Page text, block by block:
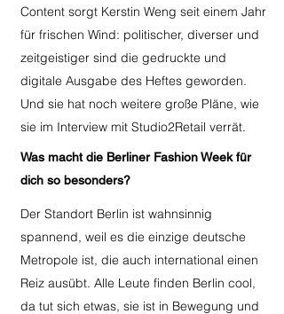
Content sorgt Kerstin Weng seit einem Jahr
für frischen Wind: politischer, diverser und
zeitgeistiger sind die gedruckte und
digitale Ausgabe des Heftes geworden.
Und sie hat noch weitere große Pläne, wie
sie im Interview mit Studio2Retail verrät.
Was macht die Berliner Fashion Week für
dich so besonders?
Der Standort Berlin ist wahnsinnig
spannend, weil es die einzige deutsche
Metropole ist, die auch international einen
Reiz ausübt. Alle Leute finden Berlin cool,
da tut sich etwas, sie ist in Bewegung und